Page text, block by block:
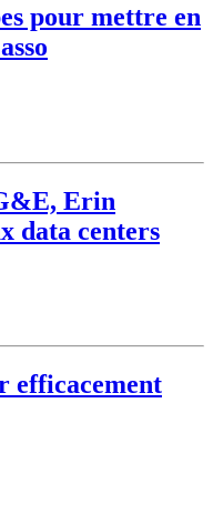
pour mettre en
Erin
data centers
efficacement